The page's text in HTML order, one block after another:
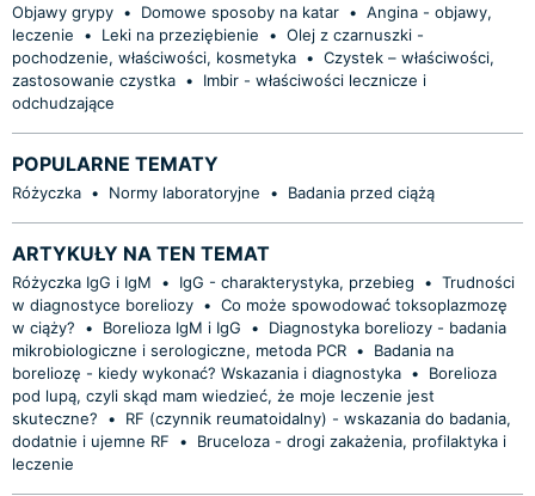
Objawy grypy • Domowe sposoby na katar • Angina - objawy,
leczenie
• Leki na przeziębienie • Olej z czarnuszki -
pochodzenie, właściwości, kosmetyka • Czystek – właściwości,
zastosowanie czystka •
Imbir - właściwości lecznicze i
odchudzające
POPULARNE TEMATY
Różyczka • Normy laboratoryjne • Badania przed ciążą
ARTYKUŁY NA TEN TEMAT
Różyczka IgG i IgM • IgG - charakterystyka, przebieg • Trudności
w diagnostyce boreliozy • Co może spowodować toksoplazmozę
w ciąży?
• Borelioza IgM i IgG •
Diagnostyka boreliozy - badania
mikrobiologiczne i serologiczne, metoda PCR •
Badania na
boreliozę - kiedy wykonać? Wskazania i diagnostyka •
Borelioza
pod lupą, czyli skąd mam wiedzieć, że moje leczenie jest
skuteczne?
•
RF (czynnik reumatoidalny) - wskazania do badania,
dodatnie i ujemne RF
•
Bruceloza - drogi zakażenia, profilaktyka i
leczenie